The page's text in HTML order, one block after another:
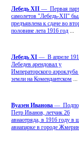
Лебедь ХII — Первая
самолетов "Лебедь-ХII"
предъявлена к сдаче во
половине лета 1916 год
Лебедь ХI — В апреле
Лебедев арендовал у
Императорского аэроклуба
земли на Комендантском
Вуазен Иванова —
Петр Иванов, летчик 26
авиаотряда, в 1916 году в
авиапарке в городе